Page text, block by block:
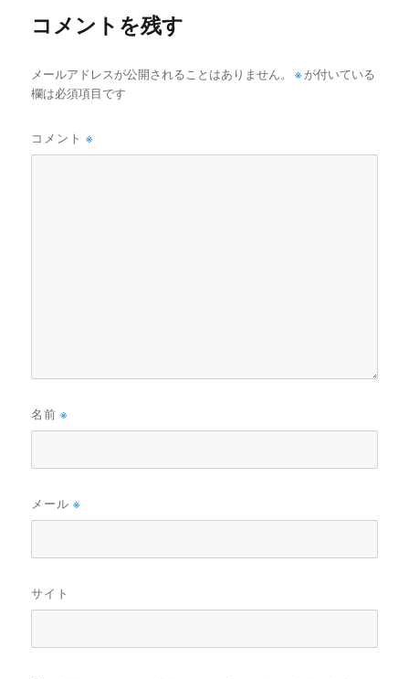
コメントを残す
メールアドレスが公開されることはありません。 ※ が付いている
欄は必須項目です
コメント※
名前※
メール※
サイト